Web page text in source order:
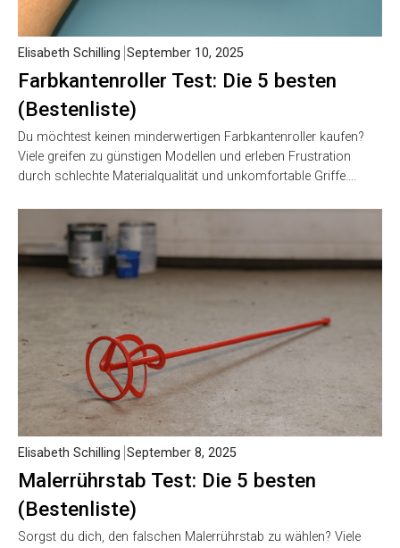
Farbkantenroller Test: Die 5 besten
(Bestenliste)
Elisabeth Schilling September 10, 2025
Du möchtest keinen minderwertigen Farbkantenroller kaufen?
Viele greifen zu günstigen Modellen und erleben Frustration
durch schlechte Materialqualität und unkomfortable Griffe….
Malerrührstab Test: Die 5 besten
(Bestenliste)
Elisabeth Schilling September 8, 2025
Sorgst du dich, den falschen Malerrührstab zu wählen? Viele